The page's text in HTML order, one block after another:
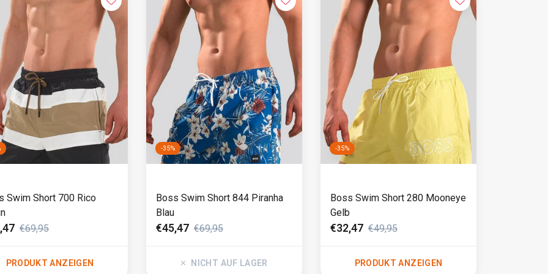
Swim Short 700 Rico
€69,95
PRODUKT ANZEIGEN
-35%
Boss Swim Short 844 Piranha
Blau
€45,47 €69,95
NICHT AUF LAGER
-35%
Boss Swim Short 280 Mooneye
Gelb
€32,47 €49,95
PRODUKT ANZEIGEN